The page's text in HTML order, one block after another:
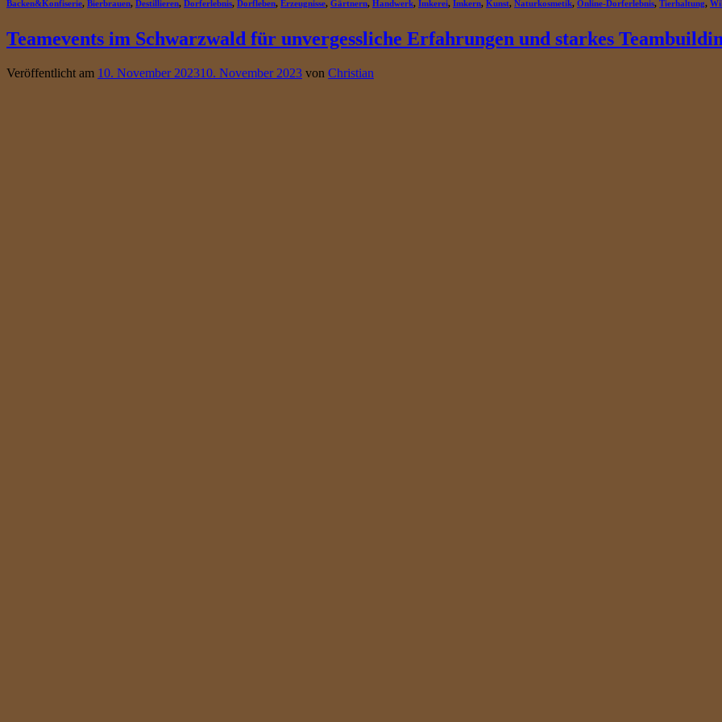
Backen&Konfiserie, Bierbrauen, Destillieren, Dorferlebnis, Dorfleben, Erzeugnisse, Gärtnern, Handwerk, Imkerei, Imkern, Kunst, Naturkosmetik, Online-Dorferlebnis, Tierhaltung,
Teamevents im Schwarzwald für unvergessliche Erfahrungen und starkes
Veröffentlicht am 10. November 202310. November 2023 von Christian